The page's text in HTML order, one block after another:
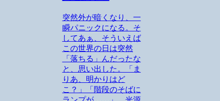
突然外が暗くなり、一
瞬パニックになる。そ
してあぁ、そういえば
この世界の日は突然
「落ちる」んだったな
と、思い出した。「ま
りあ、明かりはど
こ？」「階段のそばに